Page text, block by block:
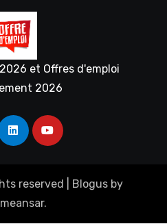
et Offres d'emploi
2026
reserved Blogus by
.